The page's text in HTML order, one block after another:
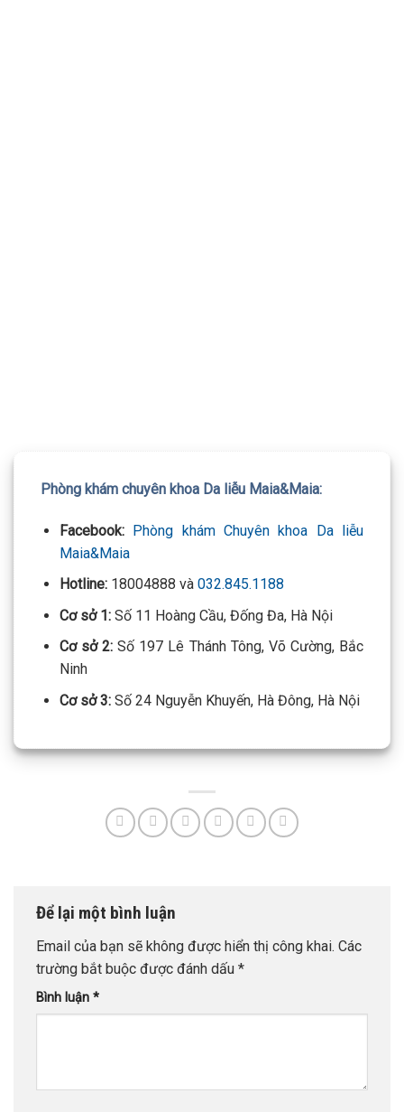
Phòng khám chuyên khoa Da liễu Maia&Maia:
Facebook: Phòng khám Chuyên khoa Da liễu
Maia&Maia
Hotline:18004888 và 032.845.1188
Cơ sở 1: Số 11 Hoàng Cầu, Đống Đa, Hà Nội
Cơ sở 2: Số 197 Lê Thánh Tông, Võ Cường, Bắc
Ninh
Cơ sở 3:Số 24 Nguyễn Khuyến, Hà Đông, Hà Nội
Để lại một bình luận
Email của bạn sẽ không được hiển thị công khai. Các
trường bắt buộc được đánh dấu *
Bình luận *